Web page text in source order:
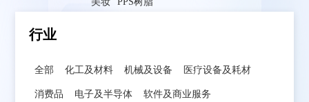
行业
全部 化工及材料 机械及设备 医疗设备及耗材
消费品 电子及半导体 软件及商业服务